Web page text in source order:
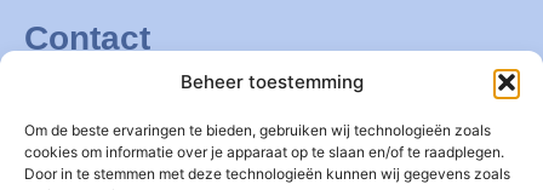
Beheer toestemming
Om de beste ervaringen te bieden, gebruiken wij technologieën zoals
cookies om informatie over je apparaat op te slaan en/of te raadplegen.
Door in te stemmen met deze technologieën kunnen wij gegevens zoals
Contact
2311 ES Leiden
E-mail:jsvliberi@law.leidenuniv.nl